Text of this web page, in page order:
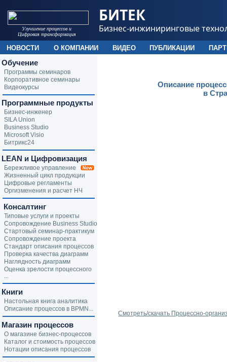
Описание
в
Смотреть/скачать Процессно-
Обучение
Программы семинаров
Корпоративное семинары
Видеокурсы
Программные продукты
Бизнес-инженер
SILA Union
Business Studio
Microsoft Visio
Битрикс24
LEAN и Цифровизация
Бережливое управление
Жизненный цикл продукции
Цифровые регламенты
Оргизменения и расчет НЧ
Консалтинг
Типовые услуги и проекты
Сопровождение Business Studio
Стартовый семинар-практикум
Сопровождение проекта
Стандарт описания процессов
Проверка качества диаграмм
Наглядность диаграмм
Оценка зрелости процессного
...
Книги
Настольная книга аналитика
Описание процессов в BPMN...
Магазин процессов
О магазине бизнес-процессов
Каталог и стоимость процессов
Нотации описания процессов
Улучшение процессов и
Цифровая трансформация
БИТЕК
Бизнес-инжиниринговые
НОВОСТИ О КОМПАНИИ ВИДЕО ПУБЛИКАЦИИ